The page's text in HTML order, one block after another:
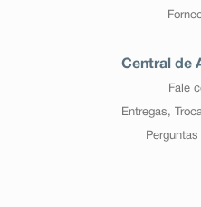
Central de
Fale
Entregas,